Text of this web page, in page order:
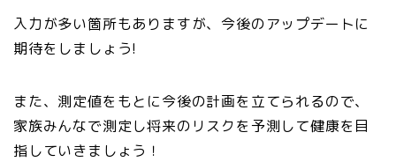
入力が多い箇所もありますが、今後のアップデートに
期待をしましょう!
また、 測定値をもとに今後の計画を立てられるので、
家族みんなで測定し将来のリスクを予測して健康を目
指していきましょう！